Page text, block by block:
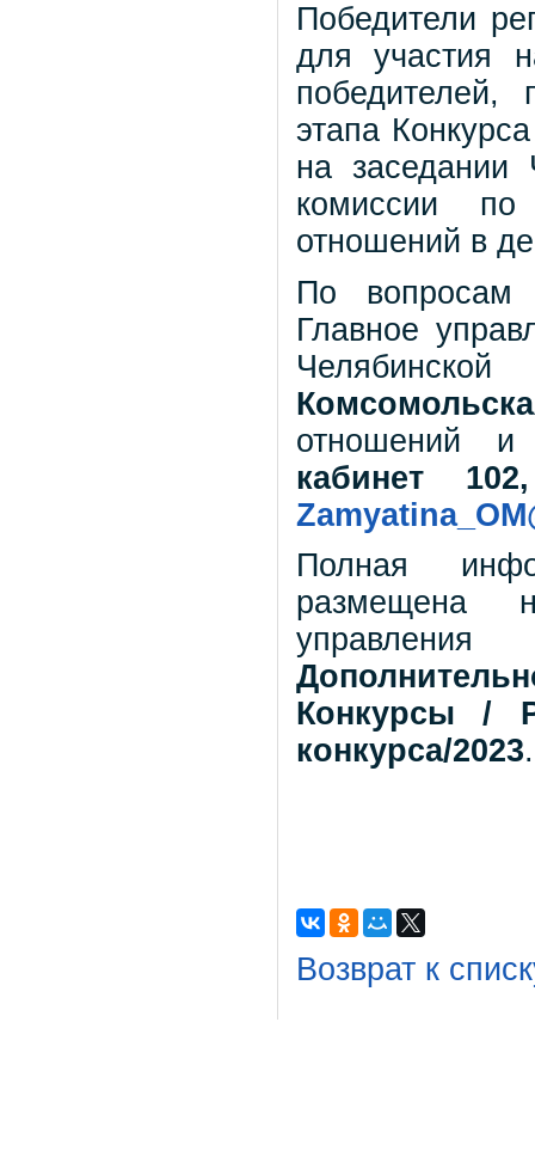
Победители
для участия
победителей,
этапа
на заседании
комиссии по
отношений в
По вопросам
Главное
отношений и
кабинет
Полная
размещена
Конкурсы /
конкурса/2023.
Возврат к